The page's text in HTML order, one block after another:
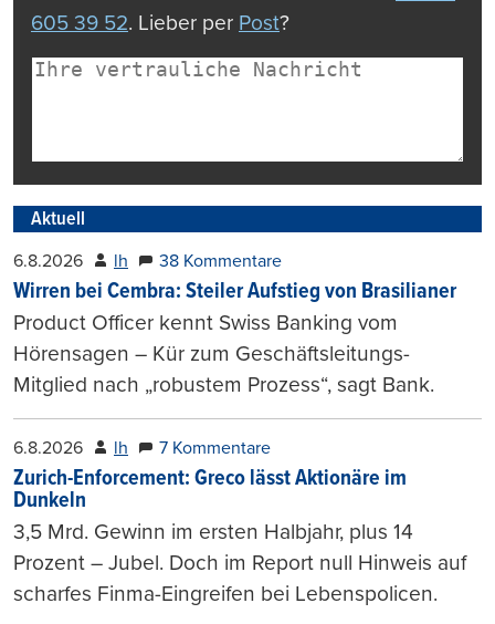
605 39 52. Lieber per Post?
Aktuell
6.8.2026 lh 38 Kommentare
Wirren bei Cembra: Steiler Aufstieg von Brasilianer
Product Officer kennt Swiss Banking vom
Hörensagen – Kür zum Geschäftsleitungs-
Mitglied nach „robustem Prozess“, sagt Bank.
6.8.2026 lh 7 Kommentare
Zurich-Enforcement: Greco lässt Aktionäre im
Dunkeln
3,5 Mrd. Gewinn im ersten Halbjahr, plus 14
Prozent – Jubel. Doch im Report null Hinweis auf
scharfes Finma-Eingreifen bei Lebenspolicen.